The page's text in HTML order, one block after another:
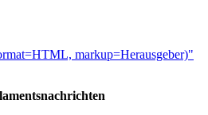
markup=Herausgeber)"